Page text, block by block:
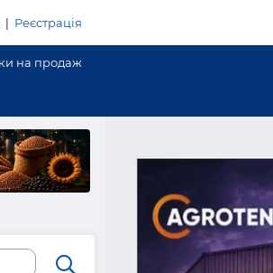
| Реєстрація
на продаж